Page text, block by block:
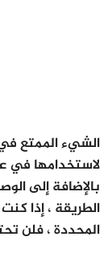
لاستخدامها في
الطريقة ، إذا
المحددة ، فلن